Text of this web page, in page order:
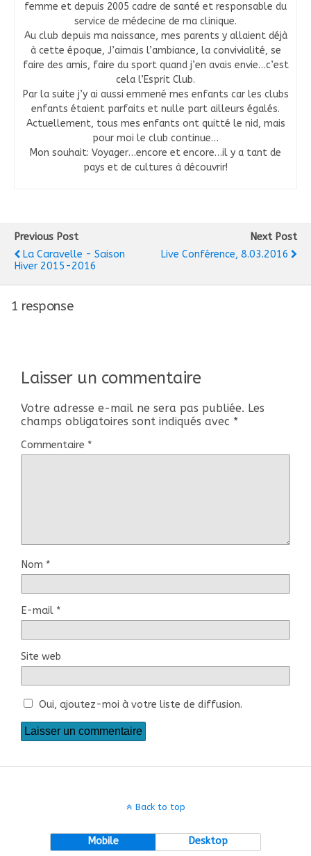
femme et depuis 2005 cadre de santé et responsable du
service de médecine de ma clinique.
Au club depuis ma naissance, mes parents y allaient déjà
à cette époque, J’aimais l’ambiance, la convivialité, se
faire des amis, faire du sport quand j’en avais envie…c’est
cela l’Esprit Club.
Par la suite j’y ai aussi emmené mes enfants car les clubs
enfants étaient parfaits et nulle part ailleurs égalés.
Actuellement, tous mes enfants ont quitté le nid, mais
pour moi le club continue…
Mon souhait: Voyager…encore et encore…il y a tant de
pays et de cultures à découvrir!
Previous Post
La Caravelle - Saison
Hiver 2015-2016
Next Post
Live Conférence, 8.03.2016
1 response
Laisser un commentaire
Votre adresse e-mail ne sera pas publiée. Les
champs obligatoires sont indiqués avec *
Commentaire *
Nom *
E-mail *
Site web
Oui, ajoutez-moi à votre liste de diffusion.
Back to top
Mobile Desktop